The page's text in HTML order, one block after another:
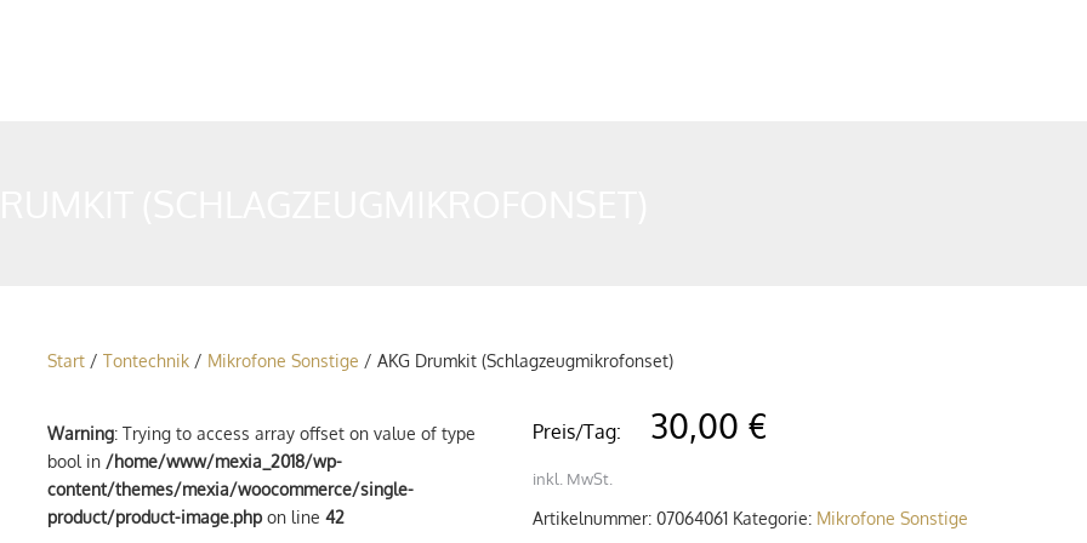
Start/ Tontechnik/ Mikrofone Sonstige / AKG Drumkit (Schlagzeugmikrofonset)
Warning: Trying to access array offset on value of type
bool in /home/www/mexia_2018/wp-
content/themes/mexia/woocommerce/single-
product/product-image.phpon line 42
Preis/Tag: 30,00 €
inkl. MwSt.
Artikelnummer:07064061 Kategorie: Mikrofone Sonstige